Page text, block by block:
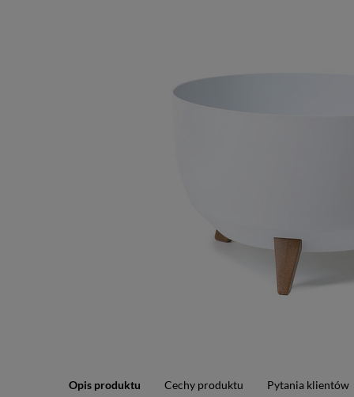
Opis produktu Cechy produktu Pytania klientów